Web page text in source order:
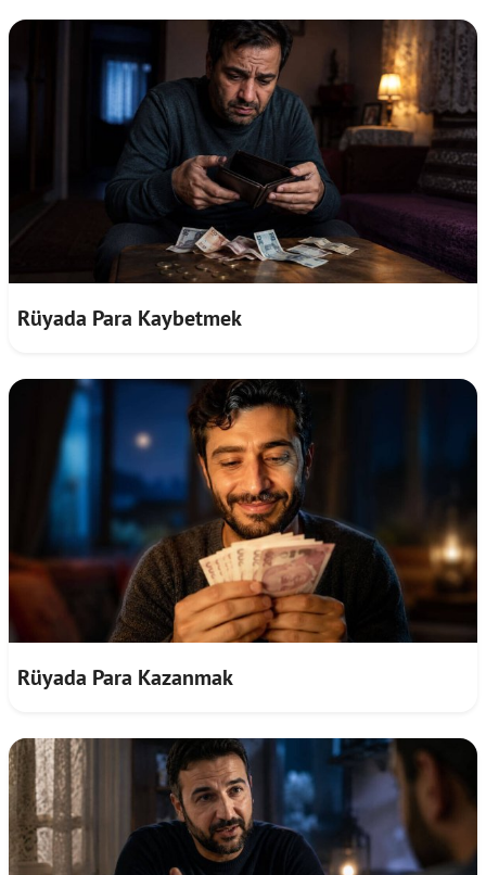
Rüyada Para Kaybetmek
Rüyada Para Kazanmak